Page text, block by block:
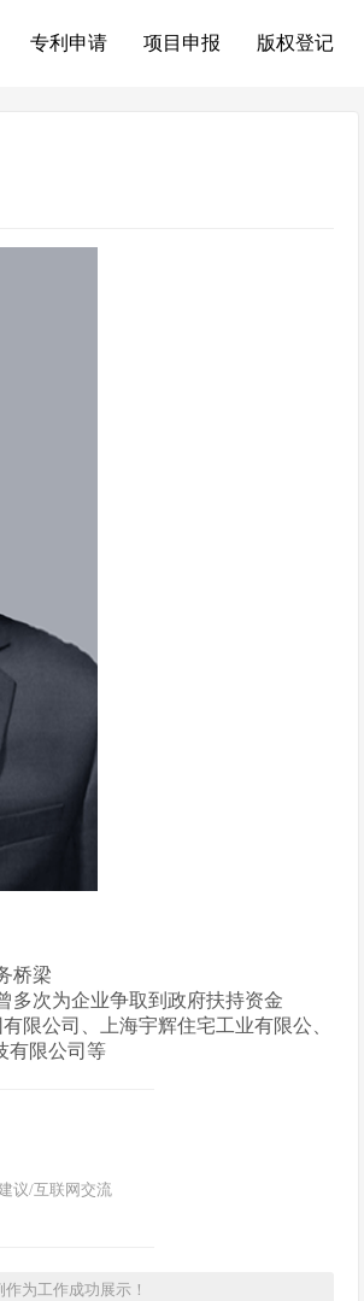
专利申请 项目申报 版权登记
桥梁
多次为企业争取到政府扶持资金
限公司、上海宇辉住宅工业有限公、
有限公司等
议/互联网交流
为工作成功展示！